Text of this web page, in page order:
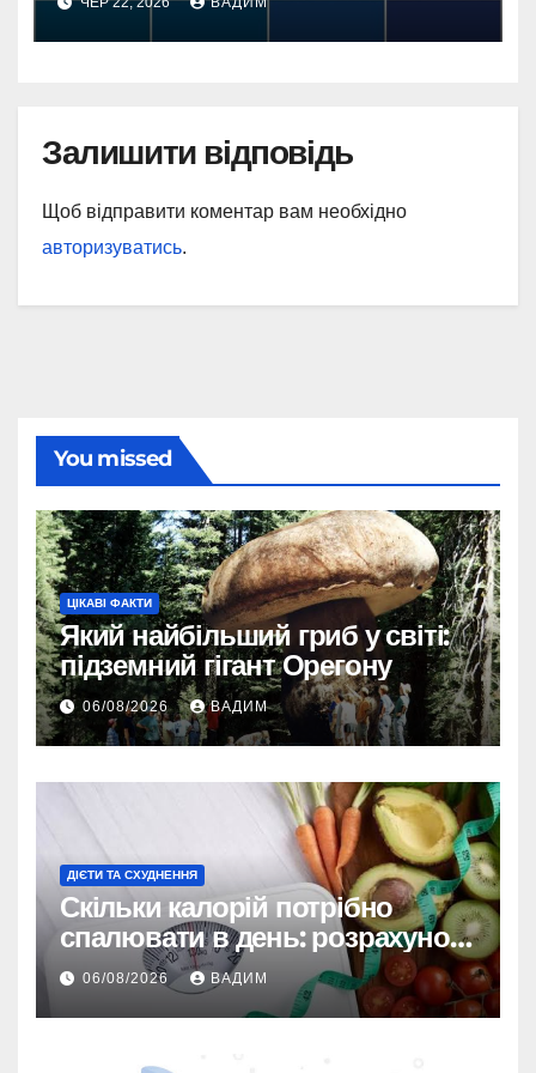
Залишити відповідь
Щоб відправити коментар вам необхідно
авторизуватись.
You missed
ЦІКАВІ ФАКТИ
Який найбільший гриб у світі:
підземний гігант Орегону
06/08/2026 ВАДИМ
ДІЄТИ ТА СХУДНЕННЯ
Скільки калорій потрібно
спалювати в день: розрахунок
TDEE і безпечні норми
06/08/2026 ВАДИМ